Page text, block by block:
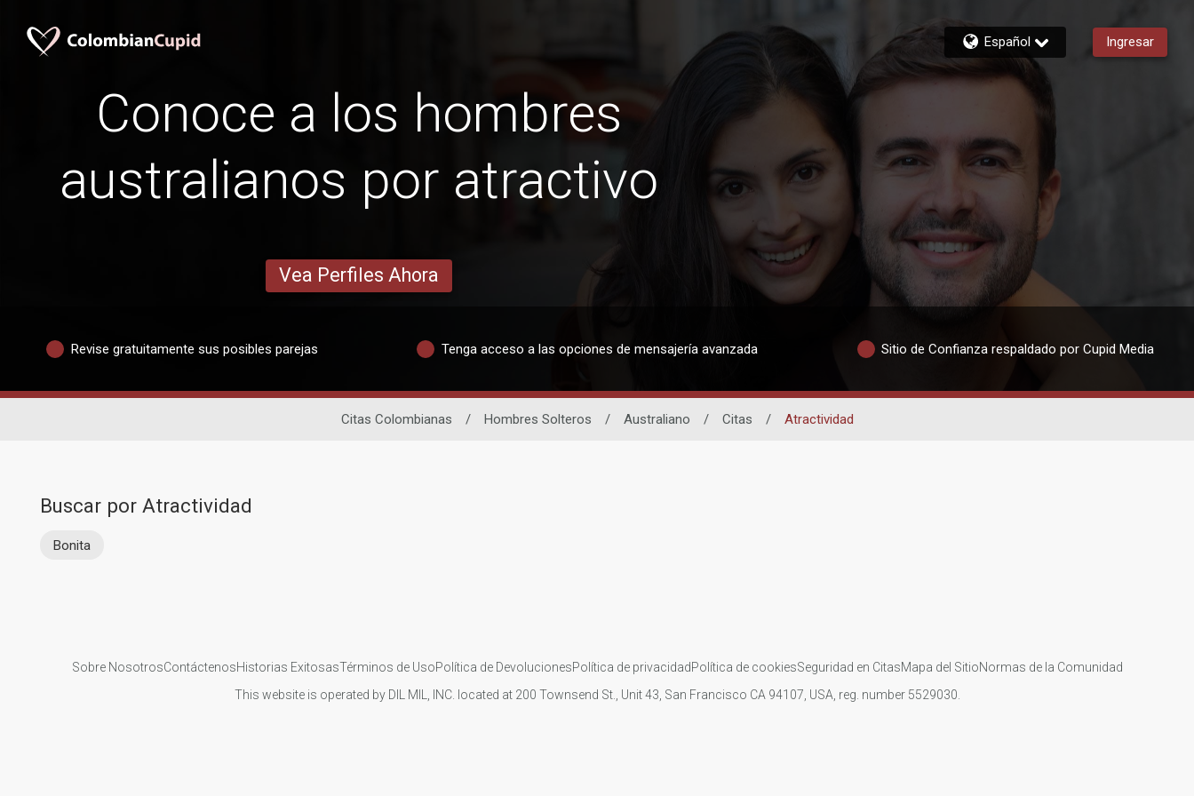
Español Ingresar
Conoce a los hombres
australianos por atractivo
Vea Perfiles Ahora
Revise gratuitamente sus posibles parejas Tenga acceso a las opciones de mensajería avanzada Sitio de Confianza respaldado por Cupid Media
Citas Colombianas / Hombres Solteros / Australiano / Citas / Atractividad
Buscar por Atractividad
Bonita
Sobre NosotrosContáctenosHistorias ExitosasTérminos de UsoPolítica de DevolucionesPolítica de privacidadPolítica de cookiesSeguridad en CitasMapa del SitioNormas de la Comunidad
This website is operated by DIL MIL, INC. located at 200 Townsend St., Unit 43, San Francisco CA 94107, USA, reg. number 5529030.